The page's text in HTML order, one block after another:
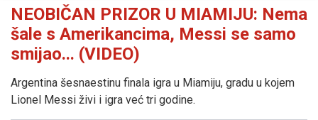
NEOBIČAN PRIZOR U MIAMIJU: Nema
šale s Amerikancima, Messi se samo
smijao... (VIDEO)
Argentina šesnaestinu finala igra u Miamiju, gradu u kojem
Lionel Messi živi i igra već tri godine.